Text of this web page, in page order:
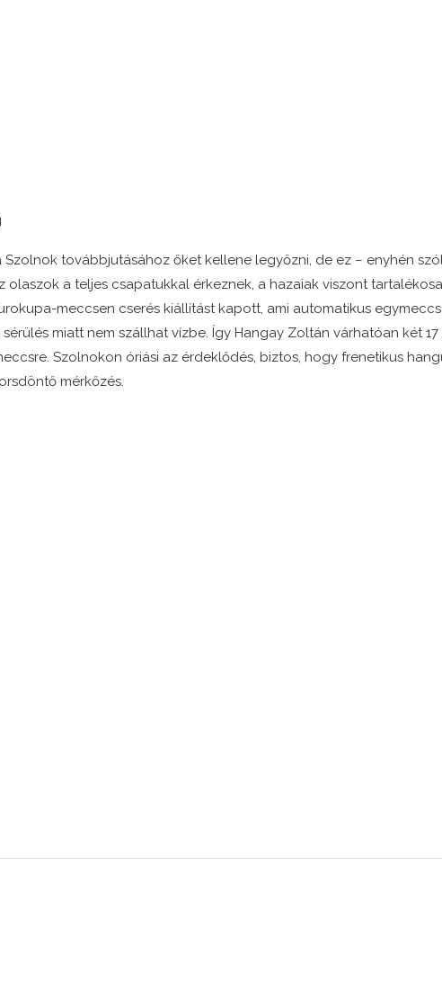
továbbjutásához őket kellene legyőzni, de ez – enyhén
olaszok a teljes csapatukkal érkeznek, a hazaiak viszont
meccsen cserés kiállítást kapott, ami automatikus
miatt nem szállhat vízbe. Így Hangay Zoltán várhatóan két 17
Szolnokon óriási az érdeklődés, biztos, hogy frenetikus
mérkőzés.